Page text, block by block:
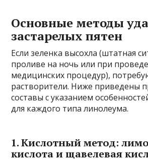
Основные методы
застарелых пятен
Если зеленка высохла (штатная
проливе на ночь или при
медицинских процедур),
растворители. Ниже приведены
составы с указанием
для каждого типа линолеума.
1. Кислотный метод:
кислота и щавелевая